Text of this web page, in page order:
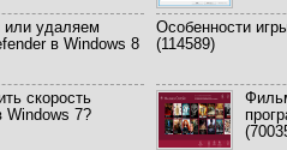
удаляем
в Windows 8
Особенности
(114589)
скорость
Windows 7?